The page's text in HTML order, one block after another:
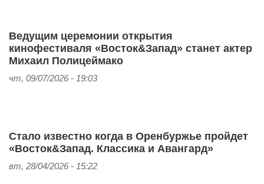
Ведущим церемонии открытия
кинофестиваля «Восток&Запад» станет актер
Михаил Полицеймако
чт, 09/07/2026 - 19:03
Стало известно когда в Оренбуржье пройдет
«Восток&Запад. Классика и Авангард»
вт, 28/04/2026 - 15:22